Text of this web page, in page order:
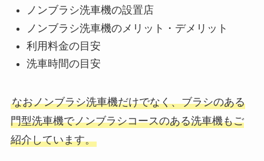
ノンブラシ洗車機の設置店
ノンブラシ洗車機のメリット・デメリット
利用料金の目安
洗車時間の目安
なおノンブラシ洗車機だけでなく、ブラシのある
門型洗車機でノンブラシコースのある洗車機もご
紹介しています。